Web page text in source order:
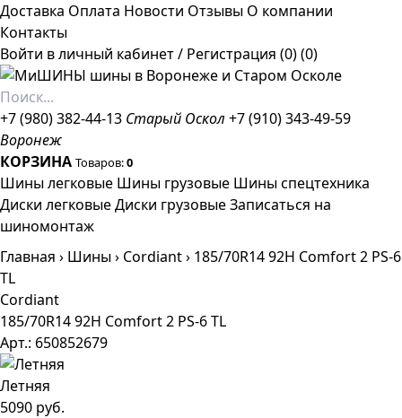
Доставка Оплата Новости Отзывы О компании
Контакты
Войти в личный кабинет/ Регистрация (0)(0)
+7 (980) 382-44-13 Старый Оскол +7 (910) 343-49-59
Воронеж
КОРЗИНА Товаров:0
Шины легковые Шины грузовые Шины спецтехника
Диски легковыеДиски грузовыеЗаписаться на
шиномонтаж
Главная › Шины› Cordiant› 185/70R14 92H Comfort 2 PS-6
TL
Cordiant
185/70R14 92H Comfort 2 PS-6 TL
Арт.: 650852679
Летняя
5090 руб.